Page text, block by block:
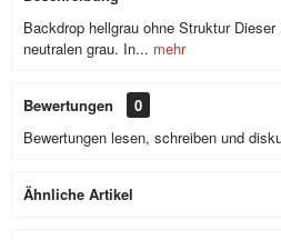
Backdrop hellgrau ohne Struktur
neutralen grau. In... mehr
Bewertungen
0
Bewertungen lesen, schreiben und
Ähnliche Artikel